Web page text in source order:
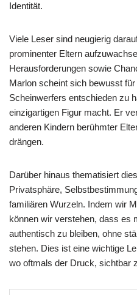
Identität.
Viele Leser sind neugierig
prominenter Eltern
Herausforderungen sowie
Marlon scheint sich bewusst
Scheinwerfers entschieden zu
einzigartigen Figur macht. Er
anderen Kindern berühmter
drängen.
Darüber hinaus thematisiert
Privatsphäre,
familiären Wurzeln. Indem wir
können wir verstehen, dass es
authentisch zu bleiben, ohne
stehen. Dies ist eine wichtige
wo oftmals der Druck, sichtbar